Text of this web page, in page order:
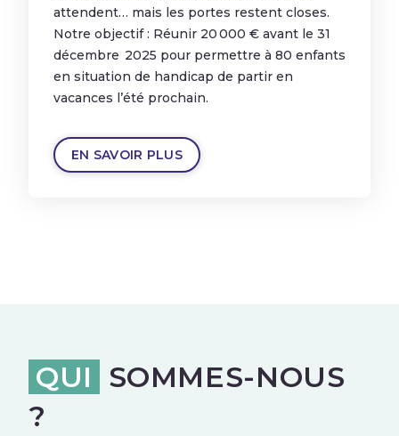
attendent… mais les portes restent closes.
Notre objectif : Réunir 20 000 € avant le 31
décembre 2025 pour permettre à 80 enfants
en situation de handicap de partir en
vacances l’été prochain.
EN SAVOIR PLUS
QUI SOMMES-NOUS
?